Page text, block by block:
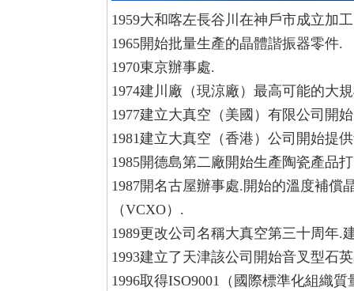
1959大和喀左長谷川在神戶市成立加
1965開始批量生產的晶體諧振器零件.
1970東京辦事處.
1974建川廠（現涼廠）最高可能的大
1977建立大真空（美國）有限公司開
1981建立大真空（香港）公司開始提
1985開德島第二廠開始生產陶瓷產品
1987開名古屋辦事處.開始的溫度補償
（VCXO）.
1989更改公司名稱大真空第三十周年.
1993建立了天津該公司開始音叉型石
1996取得ISO9001（國際標準化組織